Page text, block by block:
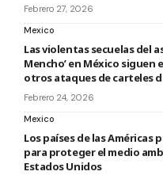
Febrero 27, 2026
Mexico
Las violentas secuelas del
Mencho’ en México siguen
otros ataques de carteles
Febrero 24, 2026
Mexico
Los países de las Américas
para proteger el medio
Estados Unidos